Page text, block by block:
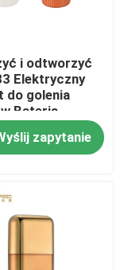
i odtworzyć
Elektryczny
do golenia
Bateria
zapytanie